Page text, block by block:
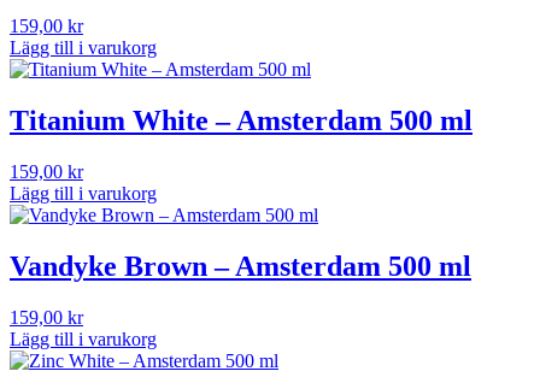
159,00 kr
Lägg till i varukorg
Titanium White – Amsterdam 500 ml
159,00 kr
Lägg till i varukorg
Vandyke Brown – Amsterdam 500 ml
159,00 kr
Lägg till i varukorg